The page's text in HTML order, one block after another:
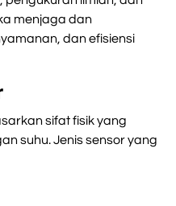
menjaga dan
dan efisiensi
sifat fisik yang
suhu. Jenis sensor yang